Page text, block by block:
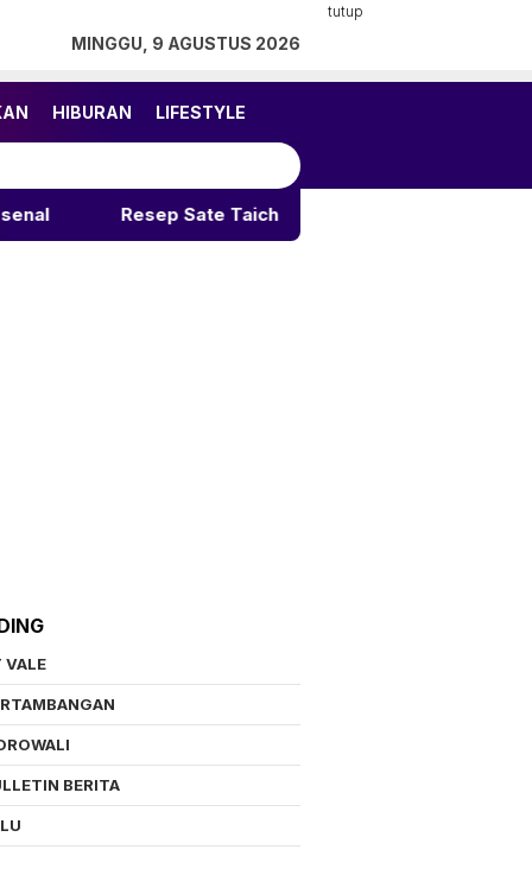
tutup
MINGGU, 9 AGUSTUS 2026
HIBURAN LIFESTYLE
Resep Sate Taichan Rumahan: Rahasia Pedas Gurih Tak
VALE
BERITA